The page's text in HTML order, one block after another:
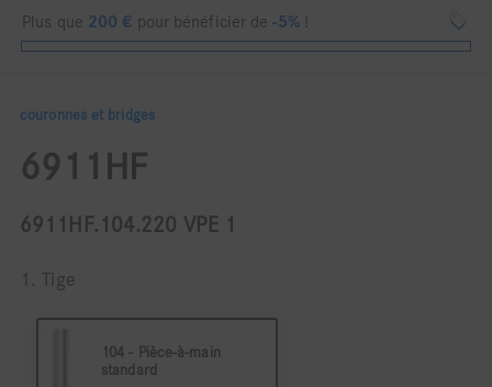
Plus que 200 € pour bénéficier de-5%!
couronnes et bridges
6911HF
6911HF.104.220 VPE 1
1. Tige
104 - Pièce-à-main
standard